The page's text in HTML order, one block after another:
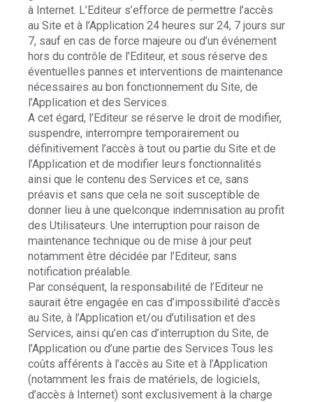
à Internet. L’Editeur s’efforce de permettre l’accès
au Site et à l’Application 24 heures sur 24, 7 jours sur
7, sauf en cas de force majeure ou d’un événement
hors du contrôle de l’Editeur, et sous réserve des
éventuelles pannes et interventions de maintenance
nécessaires au bon fonctionnement du Site, de
l’Application et des Services.
A cet égard, l’Editeur se réserve le droit de modifier,
suspendre, interrompre temporairement ou
définitivement l’accès à tout ou partie du Site et de
l’Application et de modifier leurs fonctionnalités
ainsi que le contenu des Services et ce, sans
préavis et sans que cela ne soit susceptible de
donner lieu à une quelconque indemnisation au profit
des Utilisateurs. Une interruption pour raison de
maintenance technique ou de mise à jour peut
notamment être décidée par l’Editeur, sans
notification préalable.
Par conséquent, la responsabilité de l’Editeur ne
saurait être engagée en cas d’impossibilité d’accès
au Site, à l’Application et/ou d’utilisation et des
Services, ainsi qu’en cas d’interruption du Site, de
l’Application ou d’une partie des Services Tous les
coûts afférents à l’accès au Site et à l’Application
(notamment les frais de matériels, de logiciels,
d’accès à Internet) sont exclusivement à la charge